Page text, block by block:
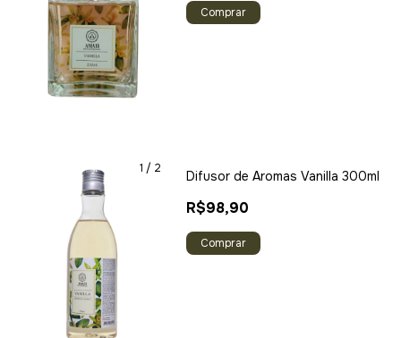
1 / 2 Difusor de Aromas Vanilla 300ml
R$98,90
Comprar